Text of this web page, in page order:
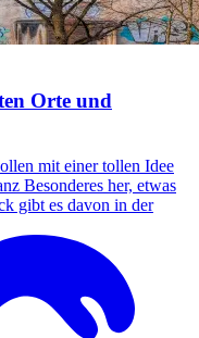
Orte und
mit einer tollen Idee
Besonderes her, etwas
gibt es davon in der